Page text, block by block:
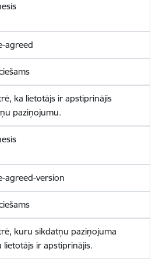
agreed
ka lietotājs ir apstiprinājis
paziņojumu.
agreed-version
kuru sīkdatņu paziņojuma
lietotājs ir apstiprinājis.